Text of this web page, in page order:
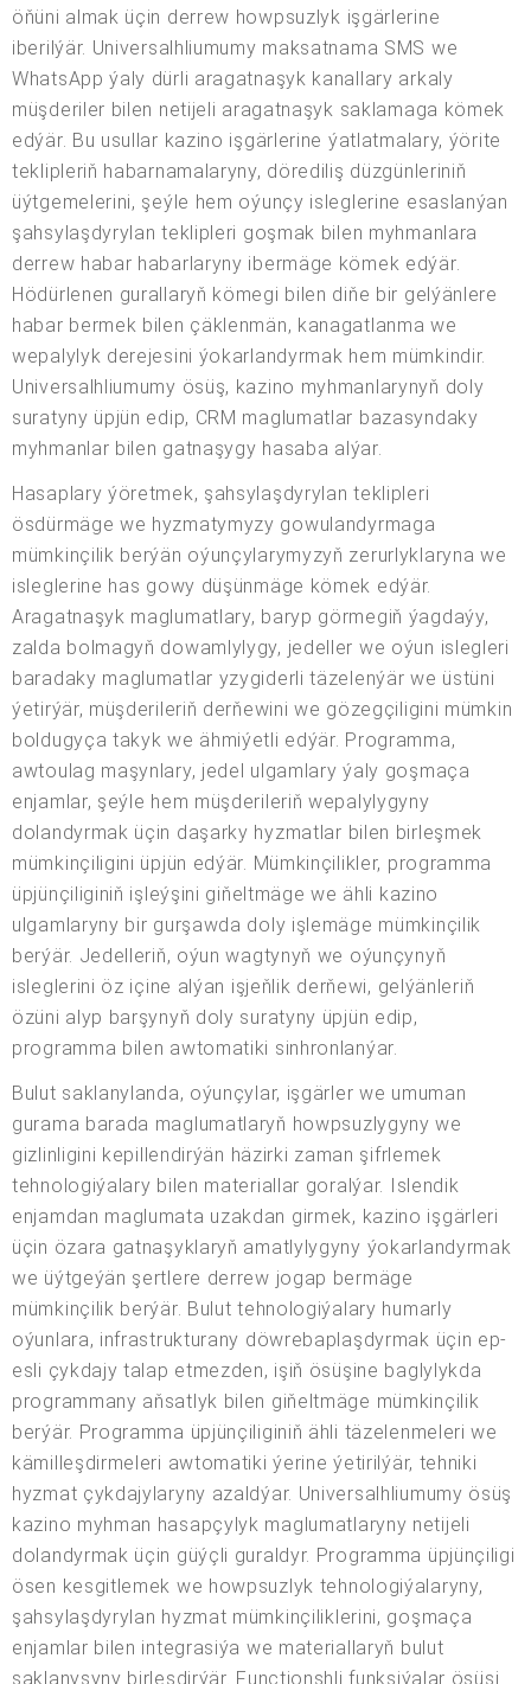
öňüni almak üçin derrew howpsuzlyk işgärlerine
iberilýär. Universalhliumumy maksatnama SMS we
WhatsApp ýaly dürli aragatnaşyk kanallary arkaly
müşderiler bilen netijeli aragatnaşyk saklamaga kömek
edýär. Bu usullar kazino işgärlerine ýatlatmalary, ýörite
teklipleriň habarnamalaryny, dörediliş düzgünleriniň
üýtgemelerini, şeýle hem oýunçy isleglerine esaslanýan
şahsylaşdyrylan teklipleri goşmak bilen myhmanlara
derrew habar habarlaryny ibermäge kömek edýär.
Hödürlenen gurallaryň kömegi bilen diňe bir gelýänlere
habar bermek bilen çäklenmän, kanagatlanma we
wepalylyk derejesini ýokarlandyrmak hem mümkindir.
Universalhliumumy ösüş, kazino myhmanlarynyň doly
suratyny üpjün edip, CRM maglumatlar bazasyndaky
myhmanlar bilen gatnaşygy hasaba alýar.
Hasaplary ýöretmek, şahsylaşdyrylan teklipleri
ösdürmäge we hyzmatymyzy gowulandyrmaga
mümkinçilik berýän oýunçylarymyzyň zerurlyklaryna we
isleglerine has gowy düşünmäge kömek edýär.
Aragatnaşyk maglumatlary, baryp görmegiň ýagdaýy,
zalda bolmagyň dowamlylygy, jedeller we oýun islegleri
baradaky maglumatlar yzygiderli täzelenýär we üstüni
ýetirýär, müşderileriň derňewini we gözegçiligini mümkin
boldugyça takyk we ähmiýetli edýär. Programma,
awtoulag maşynlary, jedel ulgamlary ýaly goşmaça
enjamlar, şeýle hem müşderileriň wepalylygyny
dolandyrmak üçin daşarky hyzmatlar bilen birleşmek
mümkinçiligini üpjün edýär. Mümkinçilikler, programma
üpjünçiliginiň işleýşini giňeltmäge we ähli kazino
ulgamlaryny bir gurşawda doly işlemäge mümkinçilik
berýär. Jedelleriň, oýun wagtynyň we oýunçynyň
isleglerini öz içine alýan işjeňlik derňewi, gelýänleriň
özüni alyp barşynyň doly suratyny üpjün edip,
programma bilen awtomatiki sinhronlanýar.
Bulut saklanylanda, oýunçylar, işgärler we umuman
gurama barada maglumatlaryň howpsuzlygyny we
gizlinligini kepillendirýän häzirki zaman şifrlemek
tehnologiýalary bilen materiallar goralýar. Islendik
enjamdan maglumata uzakdan girmek, kazino işgärleri
üçin özara gatnaşyklaryň amatlylygyny ýokarlandyrmak
we üýtgeýän şertlere derrew jogap bermäge
mümkinçilik berýär. Bulut tehnologiýalary humarly
oýunlara, infrastrukturany döwrebaplaşdyrmak üçin ep-
esli çykdajy talap etmezden, işiň ösüşine baglylykda
programmany aňsatlyk bilen giňeltmäge mümkinçilik
berýär. Programma üpjünçiliginiň ähli täzelenmeleri we
kämilleşdirmeleri awtomatiki ýerine ýetirilýär, tehniki
hyzmat çykdajylaryny azaldýar. Universalhliumumy ösüş
kazino myhman hasapçylyk maglumatlaryny netijeli
dolandyrmak üçin güýçli guraldyr. Programma üpjünçiligi
ösen kesgitlemek we howpsuzlyk tehnologiýalaryny,
şahsylaşdyrylan hyzmat mümkinçiliklerini, goşmaça
enjamlar bilen integrasiýa we materiallaryň bulut
saklanyşyny birleşdirýär. Functionshli funksiýalar ösüşi